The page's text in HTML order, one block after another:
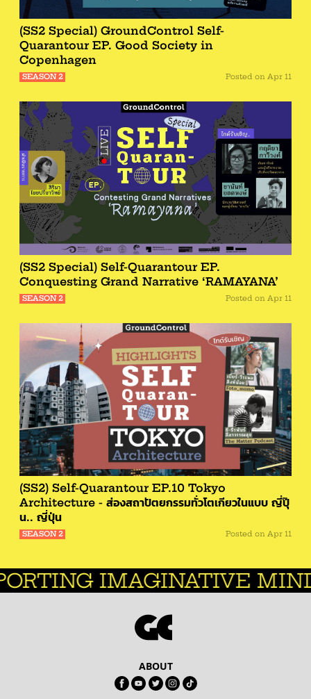
(SS2 Special) GroundControl Self-
Quarantour EP. Good Society in
Copenhagen
SEASON 2 Posted on Apr 11
(SS2 Special) Self-Quarantour EP.
Conquesting Grand Narrative ‘RAMAYANA’
SEASON 2 Posted on Apr 11
(SS2) Self-Quarantour EP.10 Tokyo
Architecture - ส่องสถาปัตยกรรมทั่วโตเกียวในแบบ ญี่ปุ๊
น.. ญี่ปุ่น
SEASON 2 Posted on Apr 11
IMAGINATIVE MINDS.
ABOUT